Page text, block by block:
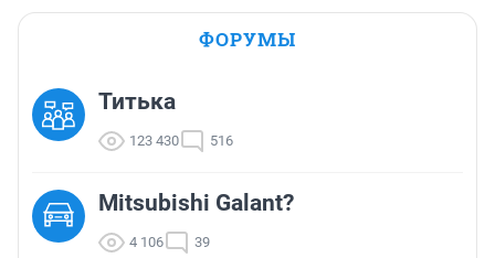
ФОРУМЫ
Титька
123 430 516
Mitsubishi Galant?
4 106 39